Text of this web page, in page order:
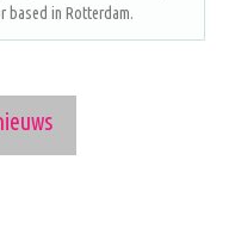
based in Rotterdam.